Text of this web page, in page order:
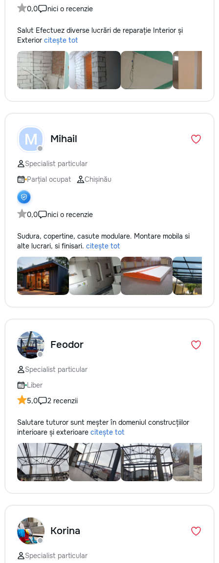
0,0
nici o recenzie
Salut Efectuez diverse lucrări de reparație Interior și
Exterior citește tot
M Mihail
Specialist particular
Parțial ocupat
Chișinău
0,0 nici o recenzie
Sudura, copertine, casute modulare. Montare mobila si
alte lucrari, si finisari. citește tot
Feodor
Specialist particular
Liber
5,0
2 recenzii
Salutare tuturor sunt meșter în domeniul construcțiilor
interioare și exterioare citește tot
Korina
Specialist particular